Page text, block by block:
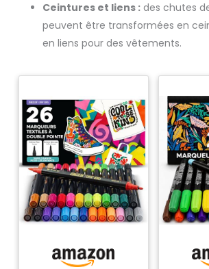
Ceintures et liens : des chutes
peuvent être transformées en
en liens pour des vêtements.